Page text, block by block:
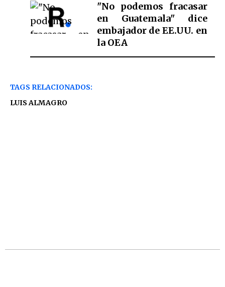
"No podemos fracasar
en Guatemala" dice
embajador de EE.UU. en
la OEA
TAGS RELACIONADOS:
LUIS ALMAGRO